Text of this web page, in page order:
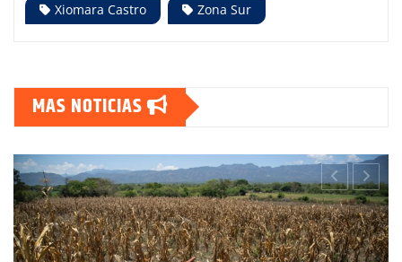
Xiomara Castro
Zona Sur
MAS NOTICIAS